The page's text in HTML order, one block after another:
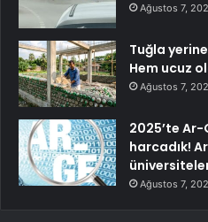
Ağustos 7,
Tuğla
Hem ucuz
Ağustos 7,
2025’te Ar-
harcadık!
Ağustos 7,